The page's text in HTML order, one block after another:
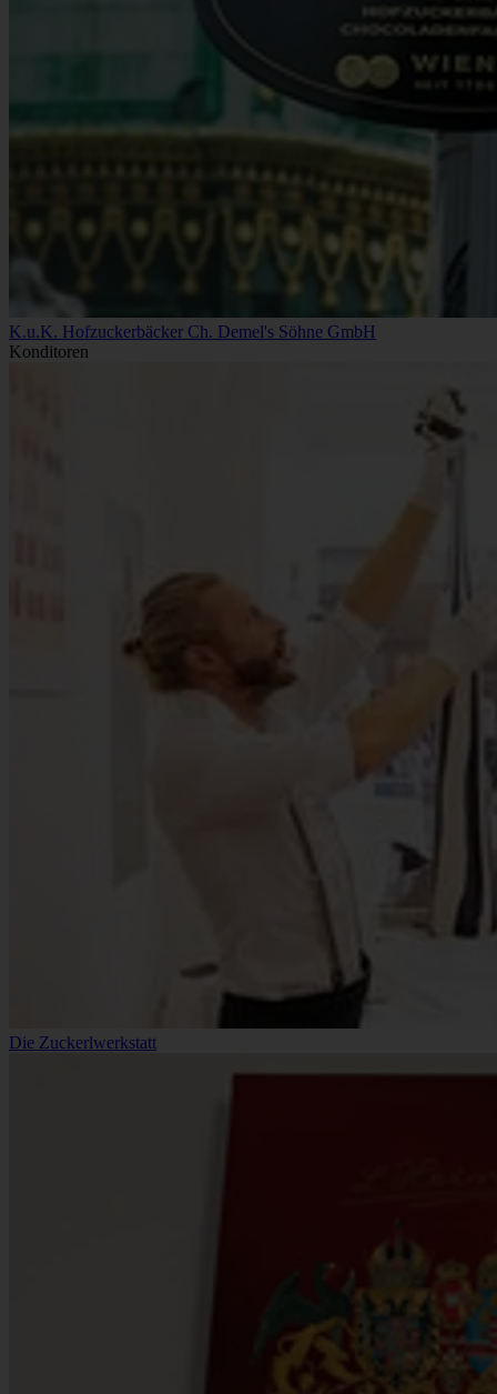
K.u.K. Hofzuckerbäcker Ch. Demel's Söhne GmbH
Konditoren
Die Zuckerlwerkstatt